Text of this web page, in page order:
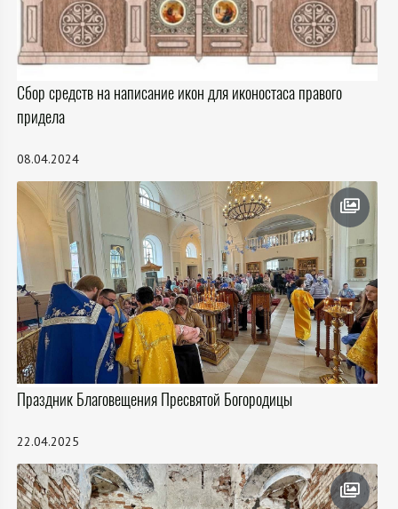
Сбор средств на написание икон для иконостаса правого
придела
08.04.2024
Праздник Благовещения Пресвятой Богородицы
22.04.2025